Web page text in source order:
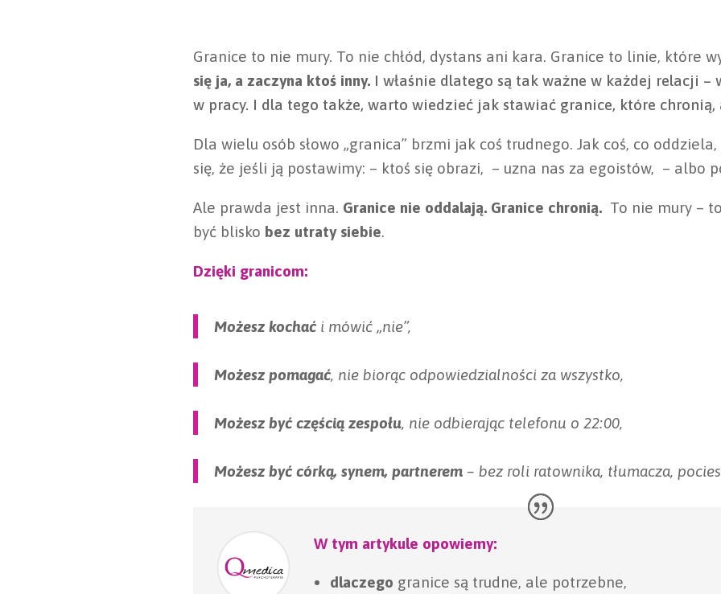
Granice to nie mury. To nie chłód, dystans ani kara. Granice to linie, które
się ja, a zaczyna ktoś inny. I właśnie dlatego są tak ważne w każdej relacji –
w pracy. I dla tego także, warto wiedzieć jak stawiać granice, które
Dla wielu osób słowo „granica” brzmi jak coś trudnego. Jak coś, co
się, że jeśli ją postawimy: – ktoś się obrazi, – uzna nas za egoistów, – albo
Ale prawda jest inna. Granice nie oddalają. Granice chronią. To nie mury –
być blisko bez utraty siebie.
Dzięki granicom:
Możesz kochać i mówić „nie”,
Możesz pomagać, nie biorąc odpowiedzialności za wszystko,
Możesz być częścią zespołu, nie odbierając telefonu o 22:00,
Możesz być córką, synem, partnerem – bez roli ratownika, tłumacza,
W tym artykule opowiemy:
dlaczego granice są trudne, ale potrzebne,